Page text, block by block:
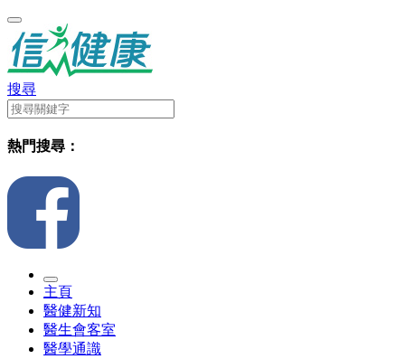
搜尋
熱門搜尋：
主頁
醫健新知
醫生會客室
醫學通識